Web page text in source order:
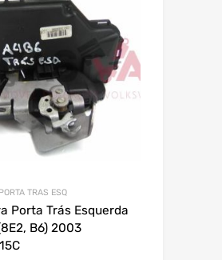
TRAS ESQ
Porta Trás Esquerda
B6) 2003